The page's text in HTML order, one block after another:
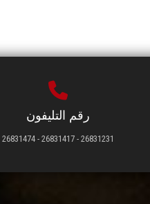
رقم التليفون
26831231 - 26831417 - 26831474